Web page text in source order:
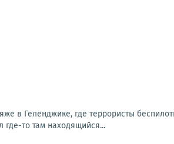
в Геленджике, где террористы
то там находящийся...